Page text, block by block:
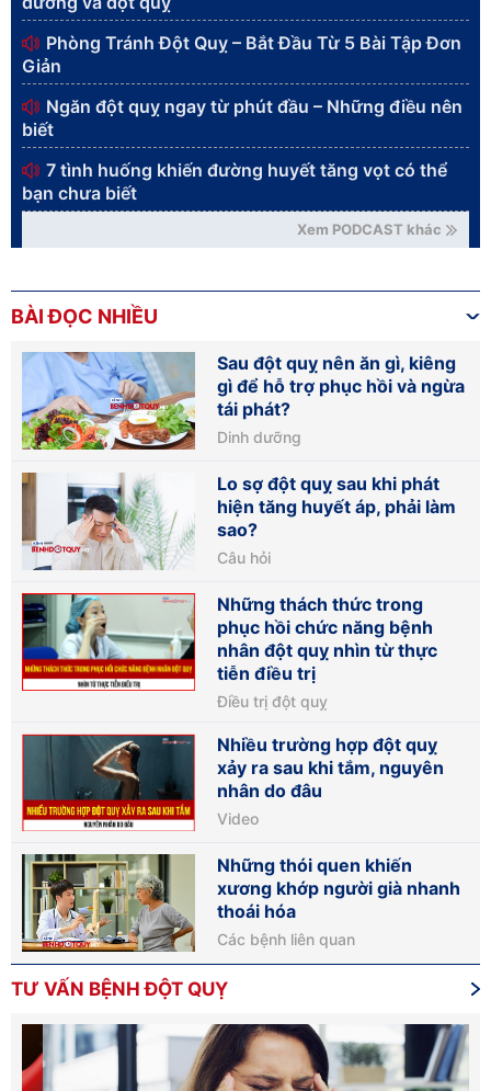
Phòng Tránh Đột Quỵ – Bắt Đầu Từ 5 Bài Tập Đơn
Giản
Ngăn đột quỵ ngay từ phút đầu – Những điều nên
biết
7 tình huống khiến đường huyết tăng vọt có thể
bạn chưa biết
Xem PODCAST khác
BÀI ĐỌC NHIỀU
Sau đột quỵ nên ăn gì, kiêng
gì để hỗ trợ phục hồi và ngừa
tái phát?
Dinh dưỡng
Lo sợ đột quỵ sau khi phát
hiện tăng huyết áp, phải làm
sao?
Câu hỏi
Những thách thức trong
phục hồi chức năng bệnh
nhân đột quỵ nhìn từ thực
tiễn điều trị
Điều trị đột quỵ
Nhiều trường hợp đột quỵ
xảy ra sau khi tắm, nguyên
nhân do đâu
Video
Những thói quen khiến
xương khớp người già nhanh
thoái hóa
Các bệnh liên quan
TƯ VẤN BỆNH ĐỘT QUỴ